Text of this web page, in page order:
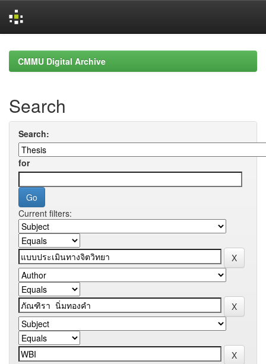
navigationCMMU Digital Archive
Search
Search:
for
Current filters: